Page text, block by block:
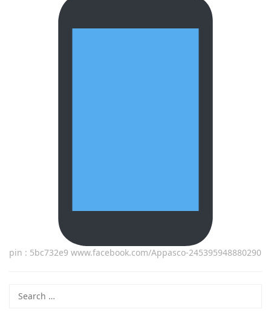
pin : 5bc732e9 www.facebook.com/Appasco-245395948880290
for: